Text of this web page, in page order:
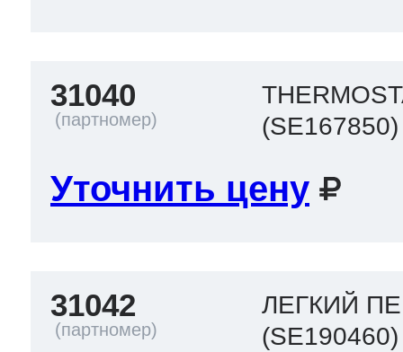
31040
(SE167850)
Уточнить цену
31042
ЛЕГКИЙ
(SE190460)